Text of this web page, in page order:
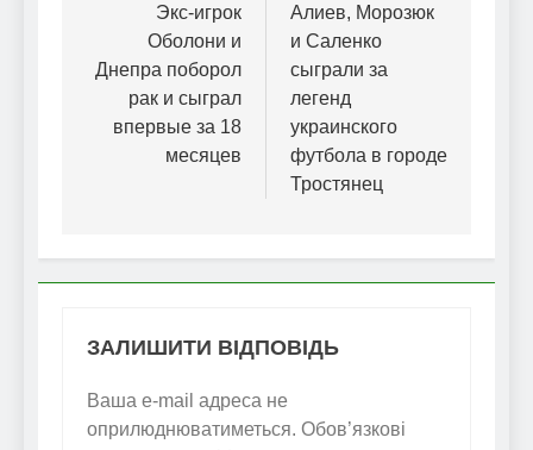
записівЭкс-игрок
Оболони и
Днепра поборол
рак и сыграл
впервые за 18
месяцев
Алиев, Морозюк
и Саленко
сыграли за
легенд
украинского
футбола в городе
Тростянец
ЗАЛИШИТИ ВІДПОВІДЬ
Ваша e-mail адреса не
оприлюднюватиметься. Обов’язкові